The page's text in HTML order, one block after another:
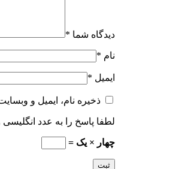
دیدگاه شما *
نام *
ایمیل *
ذخیره نام، ایمیل و
لطفا پاسخ را به عدد انگلیسی
چهار × یک =